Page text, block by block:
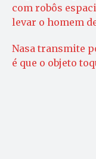
com robôs
levar o homem
Nasa transmite
é que o objeto